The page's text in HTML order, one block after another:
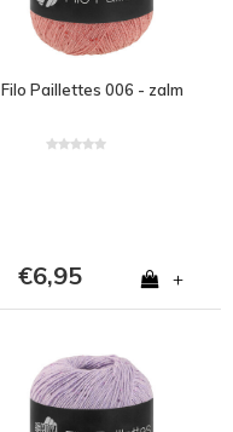
Filo Paillettes 006 - zalm
€6,95 +